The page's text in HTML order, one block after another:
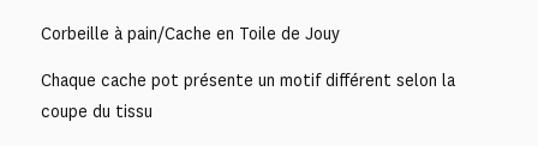
Corbeille à pain/Cache en Toile de Jouy
Chaque cache pot présente un motif différent selon la
coupe du tissu